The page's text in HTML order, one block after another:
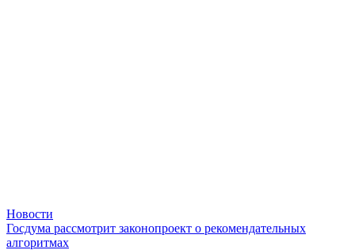
Новости
Госдума рассмотрит законопроект о рекомендательных
алгоритмах